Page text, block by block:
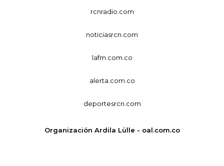
rcnradio.com
noticiasrcn.com
lafm.com.co
alerta.com.co
deportesrcn.com
Organización Ardila Lülle - oal.com.co